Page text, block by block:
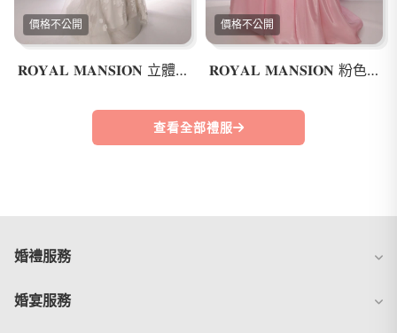
價格不公開
𝐑𝐎𝐘𝐀𝐋 𝐌𝐀𝐍𝐒𝐈𝐎𝐍 立體花卉魚尾婚紗
價格不公開
𝐑𝐎𝐘𝐀𝐋 𝐌𝐀𝐍𝐒𝐈𝐎𝐍 粉色公主禮服
查看全部禮服
婚禮服務
婚宴服務